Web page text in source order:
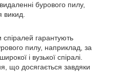
бурового пилу,
викид.
спіралей гарантують
пилу, наприклад, за
і вузької спіралі.
що досягається завдяки